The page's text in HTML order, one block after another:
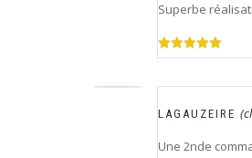
Note5sur
Superbe
LAGAUZEIRE
Une 2nde